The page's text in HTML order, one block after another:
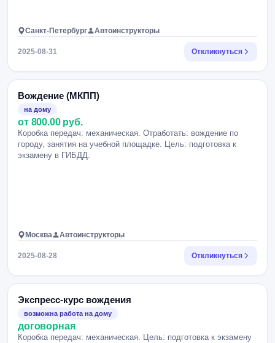
Санкт-Петербург Автоинструкторы
2025-08-31 Откликнуться
Вождение (МКПП)
на дому
от 800.00 руб.
Коробка передач: механическая. Отработать: вождение по
городу, занятия на учебной площадке. Цель: подготовка к
экзамену в ГИБДД.
Москва Автоинструкторы
2025-08-28 Откликнуться
Экспресс-курс вождения
возможна работа на дому
договорная
Коробка передач: механическая. Цель: подготовка к экзамену